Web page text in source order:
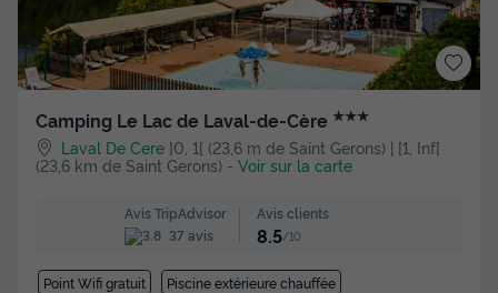
Camping Le Lac de Laval-de-Cère ★★★
Laval De Cere ]0, 1[ (23,6 m de Saint Gerons) | [1, Inf[
(23,6 km de Saint Gerons) - Voir sur la carte
Avis TripAdvisor
37 avis
Avis clients
8.5/10
Point Wifi gratuit Piscine extérieure chauffée